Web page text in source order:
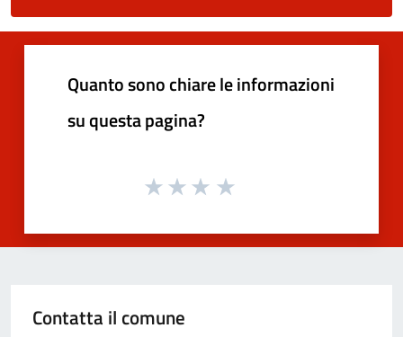
Quanto sono chiare le informazioni
su questa pagina?
Contatta il comune